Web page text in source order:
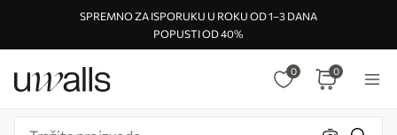
SPREMNO ZA ISPORUKU U ROKU OD 1–3 DANA
POPUSTI OD 40%
0 0